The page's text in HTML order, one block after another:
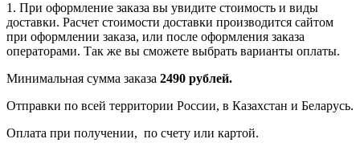
1. При оформление заказа вы увидите стоимость и виды
доставки. Расчет стоимости доставки производится сайтом
при оформлении заказа, или после оформления заказа
операторами. Так же вы сможете выбрать варианты оплаты.
Минимальная сумма заказа 2490 рублей.
Отправки по всей территории России, в Казахстан и Беларусь.
Оплата при получении, по счету или картой.